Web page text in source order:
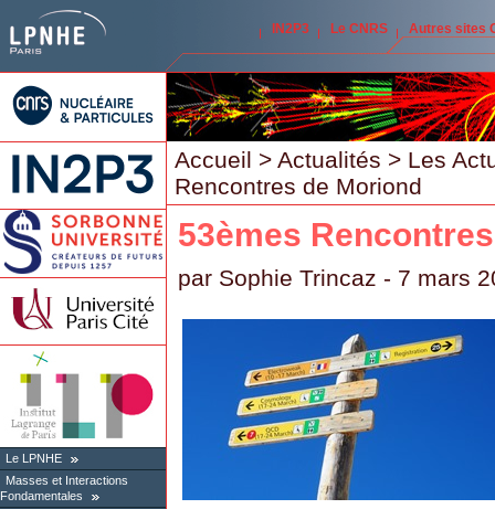
IN2P3 Le CNRS Autres sites
Le LPNHE
Masses et Interactions
Fondamentales
Accueil > Actualités > Les
Rencontres de Moriond
53èmes
par Sophie Trincaz - 7 mars